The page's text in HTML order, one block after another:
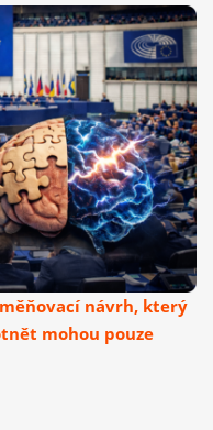
návrh, který
mohou pouze